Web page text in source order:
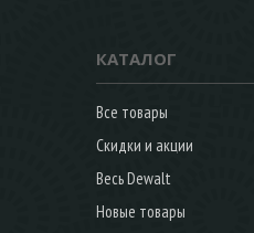
КАТАЛОГ
Все товары
Скидки и акции
Весь Dewalt
Новые товары